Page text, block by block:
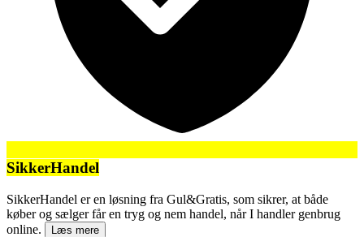
SikkerHandel
SikkerHandel er en løsning fra Gul&Gratis, som sikrer, at både
køber og sælger får en tryg og nem handel, når I handler genbrug
online.
Læs mere